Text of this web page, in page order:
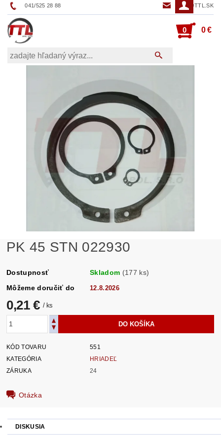
041/525 28 88 TTL@TTL.SK
0 0 €
PK 45 STN 022930
Dostupnosť Skladom (177 ks)
Môžeme doručiť do
12.8.2026
0,21 € / ks
KÓD TOVARU
551
KATEGÓRIA
HRIADEĽ
ZÁRUKA
24
Otázka
DISKUSIA